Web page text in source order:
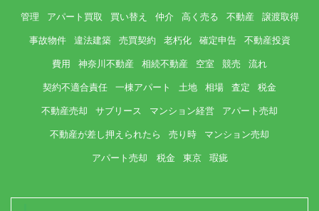
管理 アパート買取 買い替え 仲介 高く売る 不動産 譲渡取得
事故物件 違法建築 売買契約 老朽化 確定申告 不動産投資
費用 神奈川不動産 相続不動産 空室 競売 流れ
契約不適合責任 一棟アパート 土地 相場 査定 税金
不動産売却 サブリース マンション経営 アパート売却
不動産が差し押えられたら 売り時 マンション売却
アパート売却 税金 東京 瑕疵